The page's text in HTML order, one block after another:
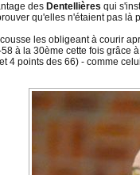
des Dentellières qui
qu'elles n'étaient pas
les obligeant à courir
à la 30ème cette fois grâce
4 points des 66) - comme